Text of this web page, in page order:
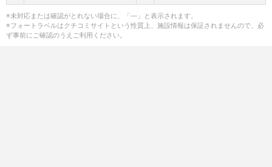
※未対応または確認がとれない場合に、「―」と表示されます。
※フォートラベルはクチコミサイトという性質上、施設情報は保証されませんので、必
ず事前にご確認のうえご利用ください。